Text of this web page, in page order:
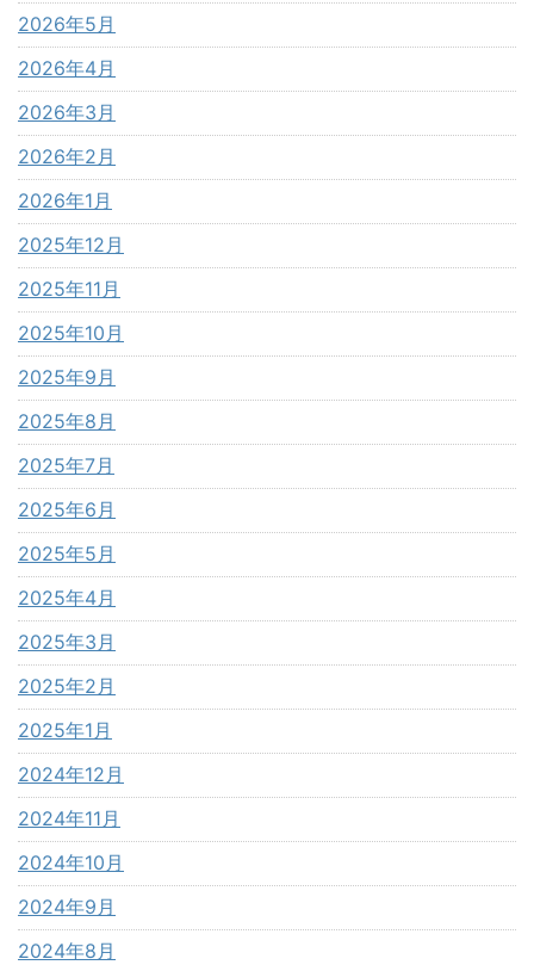
2026年5月
2026年4月
2026年3月
2026年2月
2026年1月
2025年12月
2025年11月
2025年10月
2025年9月
2025年8月
2025年7月
2025年6月
2025年5月
2025年4月
2025年3月
2025年2月
2025年1月
2024年12月
2024年11月
2024年10月
2024年9月
2024年8月